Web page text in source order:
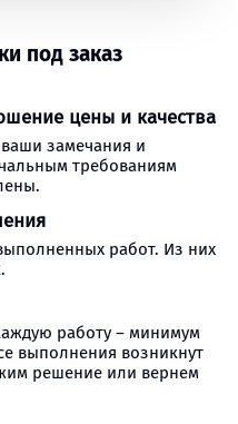
под заказ
цены и качества
ваши замечания и
требованиям
работ. Из них
работу – минимум
выполнения возникнут
решение или вернем